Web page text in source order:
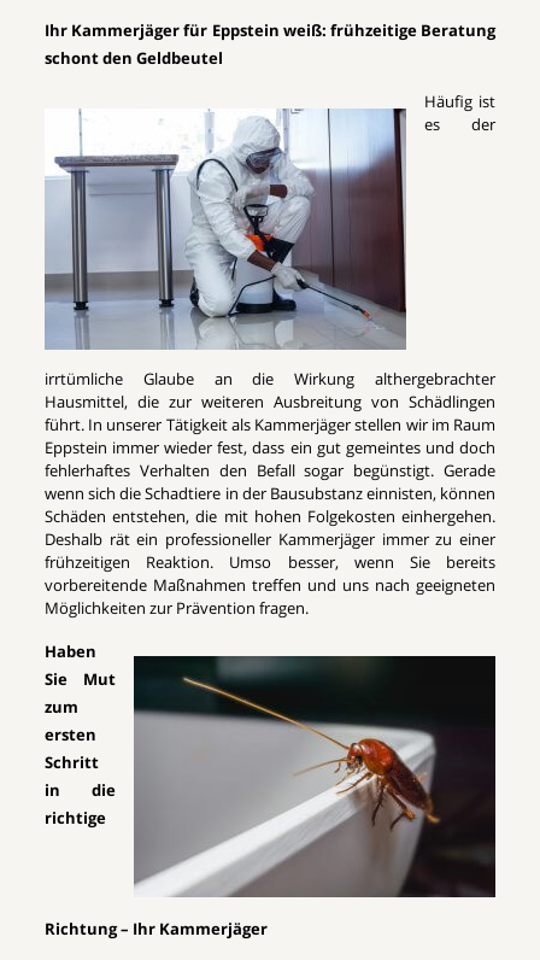
Ihr Kammerjäger für Eppstein weiß: frühzeitige Beratung
schont den Geldbeutel
Häufig ist
es der
irrtümliche Glaube an die Wirkung althergebrachter
Hausmittel, die zur weiteren Ausbreitung von Schädlingen
führt. In unserer Tätigkeit als Kammerjäger stellen wir im Raum
Eppstein immer wieder fest, dass ein gut gemeintes und doch
fehlerhaftes Verhalten den Befall sogar begünstigt. Gerade
wenn sich die Schadtiere in der Bausubstanz einnisten, können
Schäden entstehen, die mit hohen Folgekosten einhergehen.
Deshalb rät ein professioneller Kammerjäger immer zu einer
frühzeitigen Reaktion. Umso besser, wenn Sie bereits
vorbereitende Maßnahmen treffen und uns nach geeigneten
Möglichkeiten zur Prävention fragen.
Haben
Sie Mut
zum
ersten
Schritt
in die
richtige
Richtung – Ihr Kammerjäger